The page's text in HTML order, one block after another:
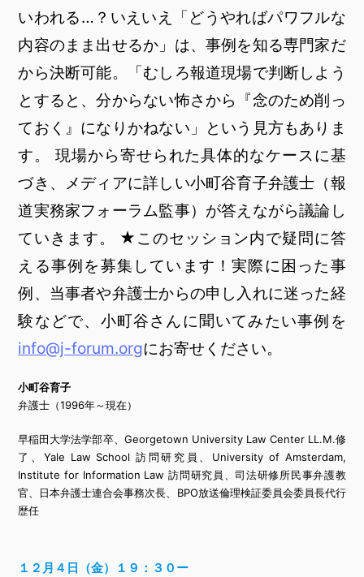
いわれる…？いえいえ「どうやればパワフルな
内容のまま出せるか」は、事例を知る専門家だ
から決断可能。「むしろ報道現場で判断しよう
とすると、分からない怖さから『念のため削っ
ておく』になりかねない」という見方もありま
す。 現場から寄せられた具体的なケースに基
づき、メディアに詳しい小町谷育子弁護士（報
道実務家フォーラム監事）が答えながら議論し
ていきます。 ★このセッション内で疑問に答
える事例を募集しています！実際に困った事
例、当事者や弁護士からの申し入れに迷った経
験などで、小町谷さんに聞いてみたい事例を
info@j-forum.orgにお寄せください。
小町谷育子
弁護士（1996年～現在）
早稲田大学法学部卒、Georgetown University Law Center LL.M.修
了、Yale Law School 訪問研究員、University of Amsterdam,
Institute for Information Law 訪問研究員、司法研修所民事弁護教
官、日本弁護士連合会事務次長、BPO放送倫理検証委員会委員長代行
歴任
１２月４日（金）１９：３０ー